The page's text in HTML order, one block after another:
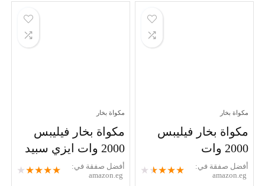
مكواة بخار
مكواة بخار فيليبس
2000 وات
★
★
★
★
★
أفضل صفقة في:
amazon.eg
مكواة بخار
مكواة بخار فيليبس
2000 وات ايزي سبيد
★
★
★
★
★
أفضل صفقة في:
amazon.eg